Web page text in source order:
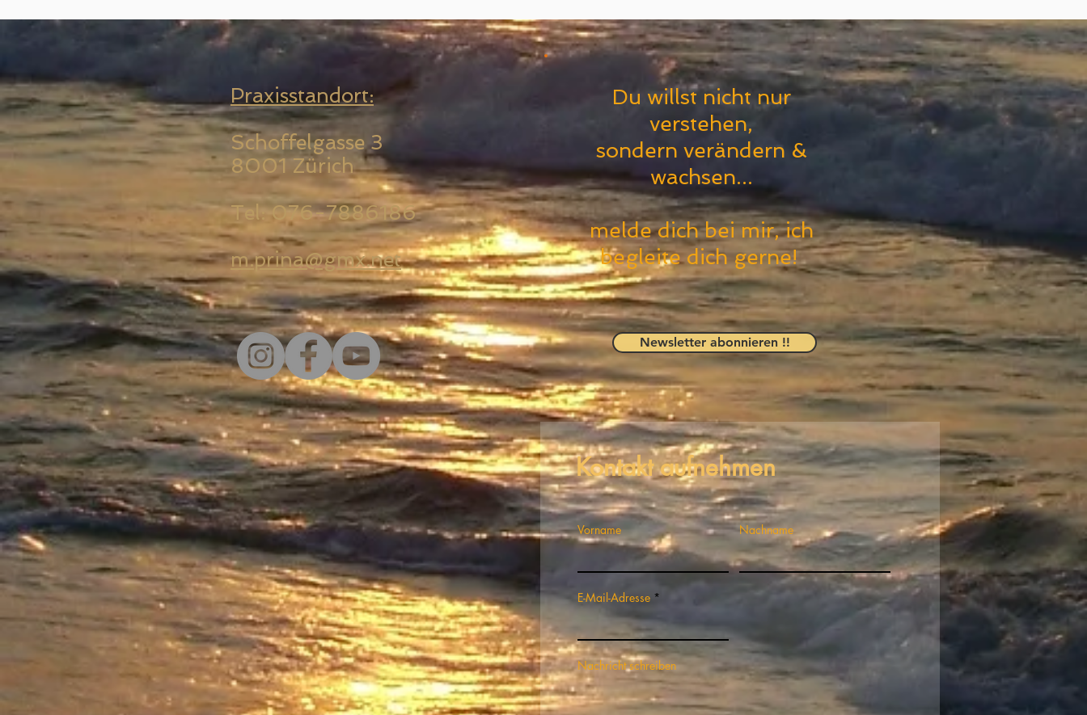
Praxisstandort:
Schoffelgasse 3
8001 Zürich
Tel: 076-7886186
m.prina@gmx.net
Du willst nicht nur
verstehen,
sondern verändern &
wachsen...
melde dich bei mir, ich
begleite dich gerne!
Newsletter abonnieren !!
Kontakt aufnehmen
Vorname Nachname
E-Mail-Adresse
Nachricht schreiben